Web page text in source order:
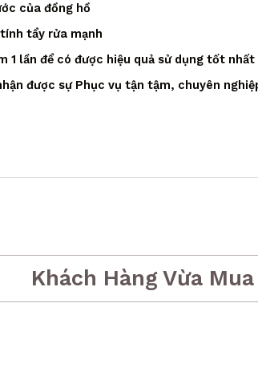
của đồng hồ
tẩy rửa mạnh
1 lần để có được hiệu quả sử dụng tốt nhất
được sự Phục vụ tận tậm, chuyên
Khách Hàng Vừa